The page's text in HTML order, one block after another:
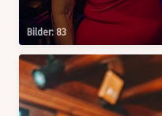
Bilder: 83